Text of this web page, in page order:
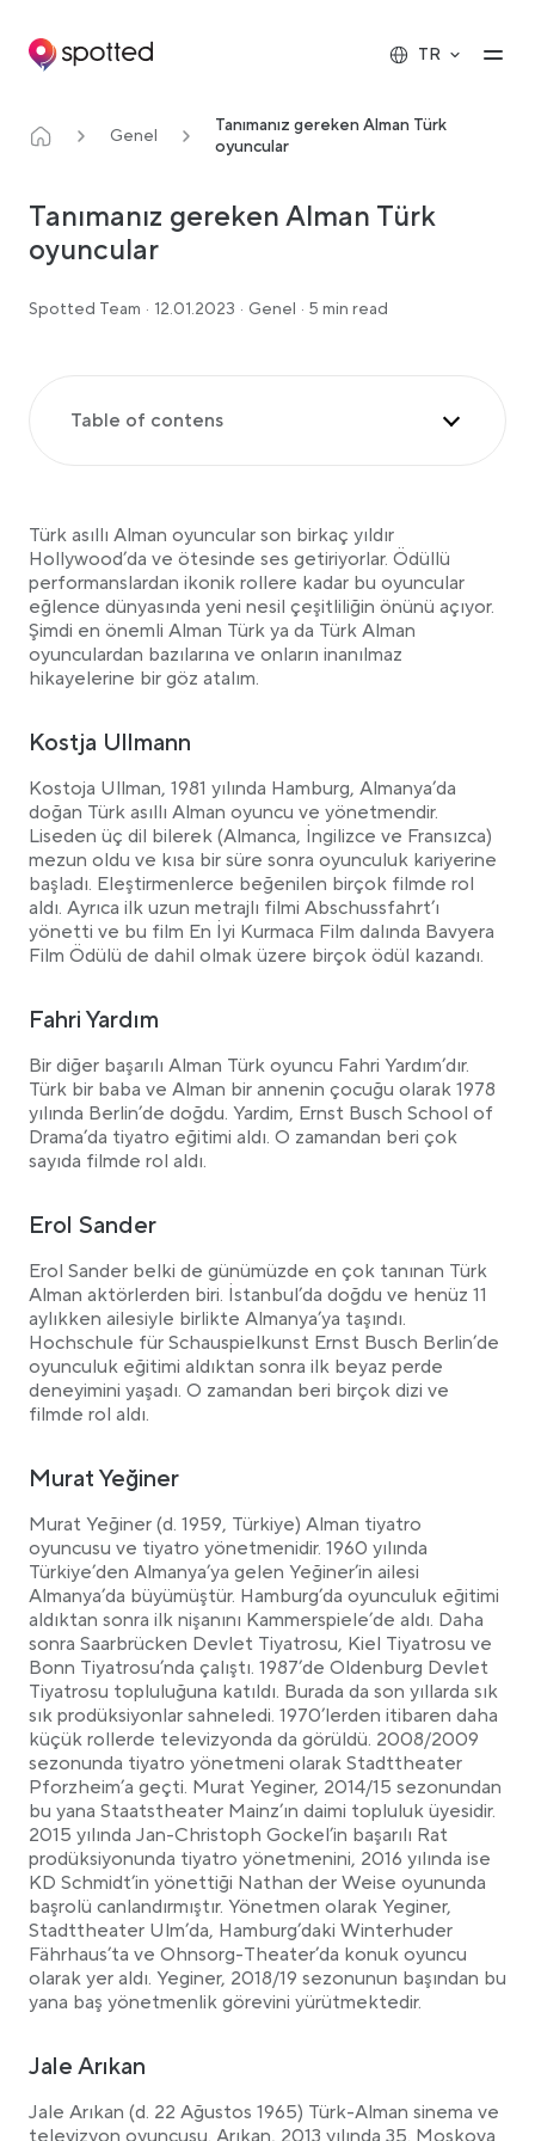
Main navigation
TR
Genel
Tanımanız gereken Alman Türk
oyuncular
Tanımanız gereken Alman Türk
oyuncular
Spotted Team · 12.01.2023 · Genel · 5 min read
Table of contens
Erol Sander
Murat Yeğiner
Jale Arıkan
Almila Bagriacik
Sonuç
Türk asıllı Alman oyuncular son birkaç yıldır
Hollywood’da ve ötesinde ses getiriyorlar. Ödüllü
performanslardan ikonik rollere kadar bu oyuncular
eğlence dünyasında yeni nesil çeşitliliğin önünü açıyor.
Şimdi en önemli Alman Türk ya da Türk Alman
oyunculardan bazılarına ve onların inanılmaz
hikayelerine bir göz atalım.
Kostja Ullmann
Kostoja Ullman, 1981 yılında Hamburg, Almanya’da
doğan Türk asıllı Alman oyuncu ve yönetmendir.
Liseden üç dil bilerek (Almanca, İngilizce ve Fransızca)
mezun oldu ve kısa bir süre sonra oyunculuk kariyerine
başladı. Eleştirmenlerce beğenilen birçok filmde rol
aldı. Ayrıca ilk uzun metrajlı filmi Abschussfahrt’ı
yönetti ve bu film En İyi Kurmaca Film dalında Bavyera
Film Ödülü de dahil olmak üzere birçok ödül kazandı.
Fahri Yardım
Bir diğer başarılı Alman Türk oyuncu Fahri Yardım’dır.
Türk bir baba ve Alman bir annenin çocuğu olarak 1978
yılında Berlin’de doğdu. Yardim, Ernst Busch School of
Drama’da tiyatro eğitimi aldı. O zamandan beri çok
sayıda filmde rol aldı.
Erol Sander
Erol Sander belki de günümüzde en çok tanınan Türk
Alman aktörlerden biri. İstanbul’da doğdu ve henüz 11
aylıkken ailesiyle birlikte Almanya’ya taşındı.
Hochschule für Schauspielkunst Ernst Busch Berlin’de
oyunculuk eğitimi aldıktan sonra ilk beyaz perde
deneyimini yaşadı. O zamandan beri birçok dizi ve
filmde rol aldı.
Murat Yeğiner
Murat Yeğiner (d. 1959, Türkiye) Alman tiyatro
oyuncusu ve tiyatro yönetmenidir. 1960 yılında
Türkiye’den Almanya’ya gelen Yeğiner’in ailesi
Almanya’da büyümüştür. Hamburg’da oyunculuk eğitimi
aldıktan sonra ilk nişanını Kammerspiele’de aldı. Daha
sonra Saarbrücken Devlet Tiyatrosu, Kiel Tiyatrosu ve
Bonn Tiyatrosu’nda çalıştı. 1987’de Oldenburg Devlet
Tiyatrosu topluluğuna katıldı. Burada da son yıllarda sık
sık prodüksiyonlar sahneledi. 1970’lerden itibaren daha
küçük rollerde televizyonda da görüldü. 2008/2009
sezonunda tiyatro yönetmeni olarak Stadttheater
Pforzheim’a geçti. Murat Yeginer, 2014/15 sezonundan
bu yana Staatstheater Mainz’ın daimi topluluk üyesidir.
2015 yılında Jan-Christoph Gockel’in başarılı Rat
prodüksiyonunda tiyatro yönetmenini, 2016 yılında ise
KD Schmidt’in yönettiği Nathan der Weise oyununda
başrolü canlandırmıştır. Yönetmen olarak Yeginer,
Stadttheater Ulm’da, Hamburg’daki Winterhuder
Fährhaus’ta ve Ohnsorg-Theater’da konuk oyuncu
olarak yer aldı. Yeginer, 2018/19 sezonunun başından bu
yana baş yönetmenlik görevini yürütmektedir.
Jale Arıkan
Jale Arıkan (d. 22 Ağustos 1965) Türk-Alman sinema ve
televizyon oyuncusu. Arıkan, 2013 yılında 35. Moskova